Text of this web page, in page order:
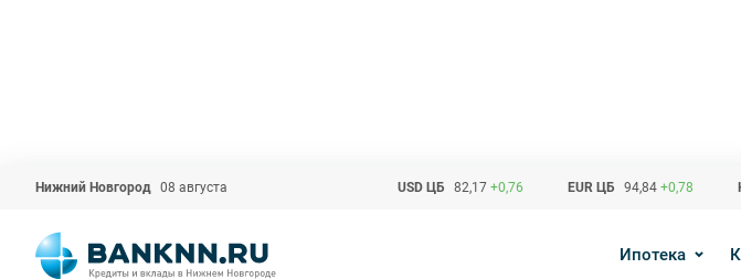
Нижний Новгород 08 августа USD ЦБ 82,17 +0,76 EUR ЦБ 94,84 +0,78
Ипотека